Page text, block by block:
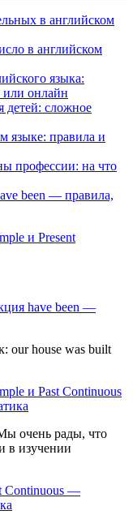
в английском
в английском
языка:
или онлайн
детей: сложное
языке: правила и
профессии: на что
been — правила,
и Present
have been —
our house was built
и Past Continuous
очень рады, что
в изучении
Continuous —